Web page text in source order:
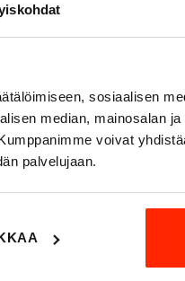
sosiaalisen
median, mainosalan
voivat
palvelujaan.